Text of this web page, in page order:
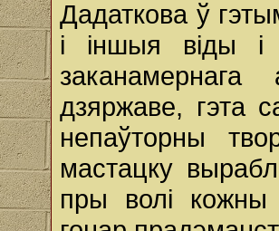
Дадаткова ў
і іншыя віды і
дзяржаве, гэта
непаўторны
мастацку
пры волі